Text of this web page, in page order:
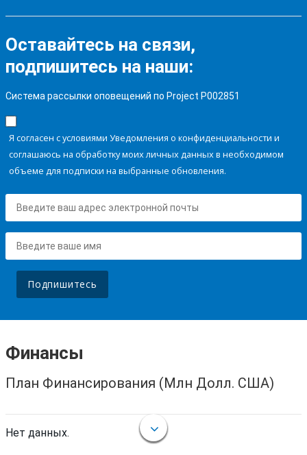
Оставайтесь на связи,
подпишитесь на наши:
Система рассылки оповещений по Project P002851
Я согласен с условиями Уведомления о конфиденциальности и
соглашаюсь на обработку моих личных данных в необходимом
объеме для подписки на выбранные обновления.
Подпишитесь
Финансы
План Финансирования (Млн Долл. США)
Нет данных.